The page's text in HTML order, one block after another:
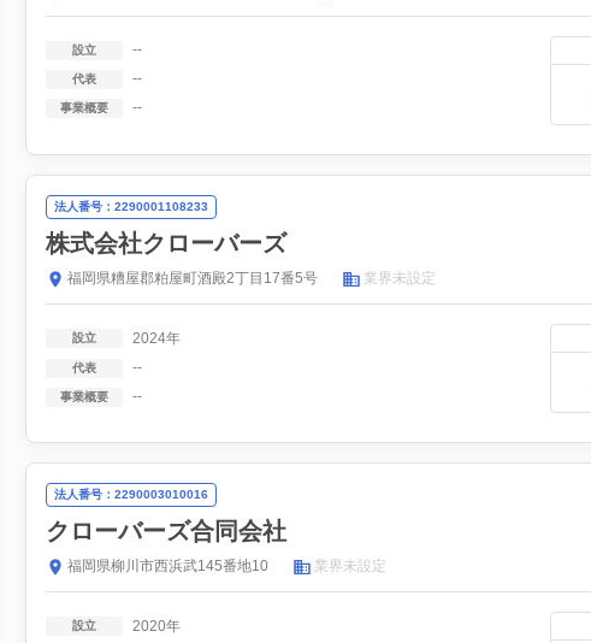
設立 --
代表 --
事業概要 --
法人番号：2290001108233
株式会社クローバーズ
福岡県糟屋郡粕屋町酒殿2丁目17番5号 業界未設定
設立 2024年
代表 --
事業概要 --
法人番号：2290003010016
クローバーズ合同会社
福岡県柳川市西浜武145番地10 業界未設定
設立 2020年